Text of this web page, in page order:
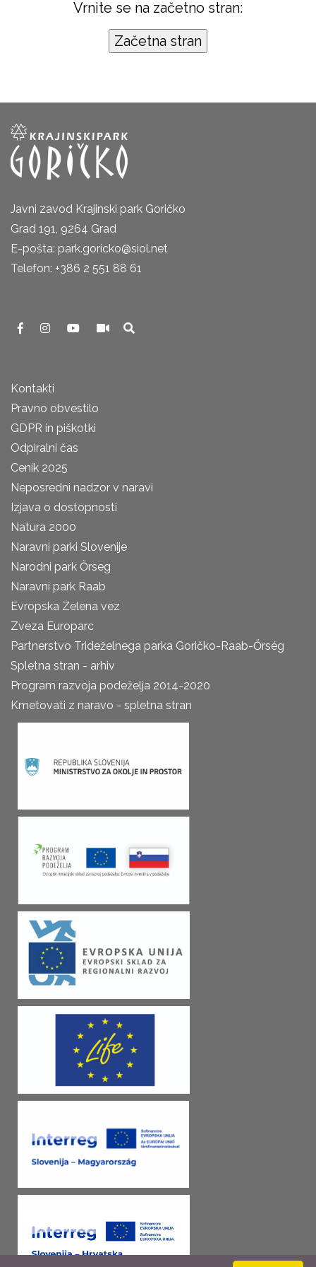
Vrnite se na začetno stran:
Javni zavod Krajinski park Goričko
Grad 191, 9264 Grad
E-pošta: park.goricko@siol.net
Telefon: +386 2 551 88 61
Kontakti
Pravno obvestilo
GDPR in piškotki
Odpiralni čas
Cenik 2025
Neposredni nadzor v naravi
Izjava o dostopnosti
Natura 2000
Naravni parki Slovenije
Narodni park Őrseg
Naravni park Raab
Evropska Zelena vez
Zveza Europarc
Partnerstvo Trideželnega parka Goričko-Raab-Őrség
Spletna stran - arhiv
Program razvoja podeželja 2014-2020
Kmetovati z naravo - spletna stran